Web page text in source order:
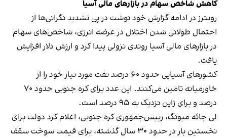
کاهش شاخص سهام در بازارهای مالی آسیا
رویترز در ادامه گزارش خود نوشت در پی تشدید نگرانی‌ها از
احتمال طولانی شدن اختلال در عرضه انرژی، شاخص‌های سهام
‫در بازارهای مالی آسیا روندی نزولی پیدا کرد و ارزش دلار افزایش
یافت.
کشورهای آسیایی حدود ۶۰ درصد نفت مورد نیاز خود را از
خاورمیانه تامین می‌کنند. این عدد برای کره جنوبی حدود ۷۰
درصد و برای ژاپن نزدیک به ۹۵ درصد است.
لی جائه میونگ، رییس‌جمهوری کره جنوبی، اعلام کرد دولت برای
نخستین ‌بار در حدود ۳۰ سال گذشته، برای قیمت سوخت سقف